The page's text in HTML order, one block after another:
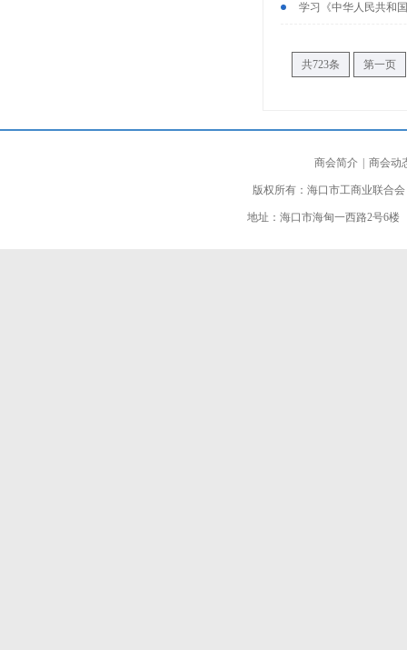
学习《中华人民共和
共723条 第一页
商会简介 商会动
版权所有：海口市工商业联合
地址：海口市海甸一西路2号6